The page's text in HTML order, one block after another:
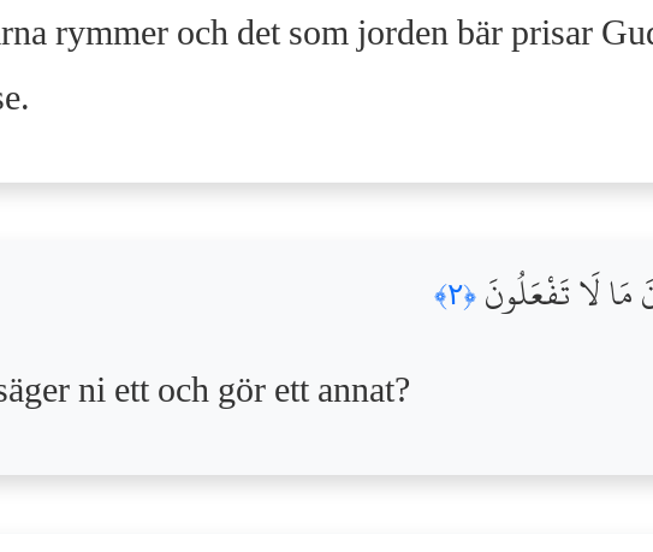
rymmer och det som jorden bär prisar
مَا لَا تَفْعَلُونَ ﴿٢﴾
ni ett och gör ett annat?